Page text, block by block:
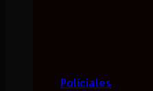
Policiales